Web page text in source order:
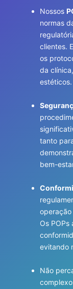
Nossos
normas
clientes.
os
da
estéticos.
tanto
bem-
operação
Os
evitando
Não